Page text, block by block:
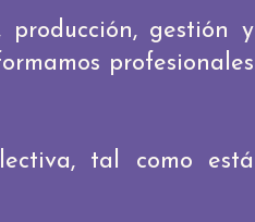
gestión y
profesionales
tal como está